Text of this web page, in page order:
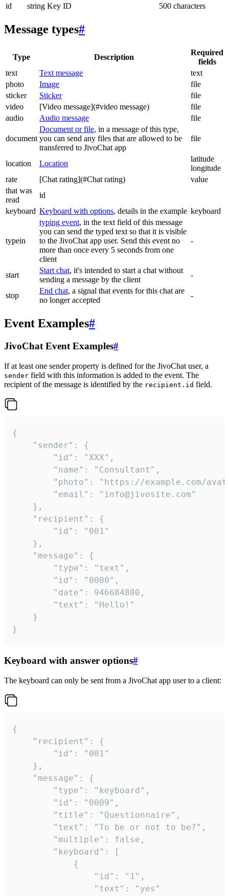
id
string Key ID 500 characters
Message types#
Type Description
Required
fields
text
Text message
text
photo
Image
file
sticker
Sticker
file
video
[Video message](#video message)
file
audio
Audio message file
document
Document or file, in a message of this type,
you can send any files that are allowed to be
transferred to JivoChat app
file
location Location
latitude
longitude
rate
[Chat rating](#Chat rating)
value
that was
read
id
keyboard Keyboard with options, details in the example keyboard
typein
typing event, in the text field of this message
you can send the typed text so that it is visible
to the JivoChat app user. Send this event no
more than once every 5 seconds from one
client
-
start
Start chat, it's intended to start a chat without
sending a message by the client
-
stop
End chat, a signal that events for this chat are
no longer accepted
-
Event Examples#
JivoChat Event Examples#
If at least one sender property is defined for the JivoChat user, a
sender field with this information is added to the event. The
recipient of the message is identified by the recipient.id field.
{
}
Keyboard with answer options#
The keyboard can only be sent from a JivoChat app user to a client:
{